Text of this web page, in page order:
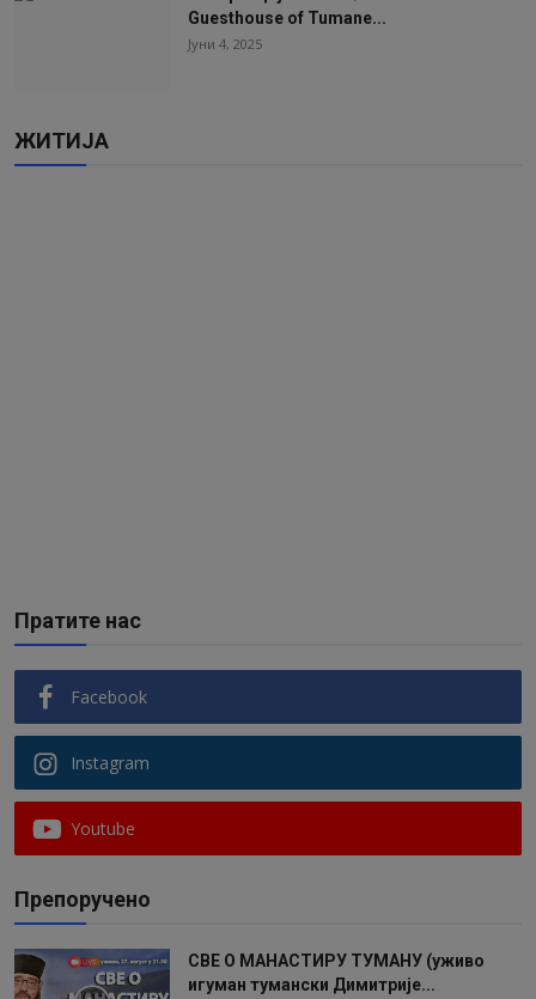
Guesthouse of Tumane...
Јуни 4, 2025
ЖИТИЈА
Пратите нас
Facebook
Instagram
Youtube
Препоручено
СВЕ О МАНАСТИРУ ТУМАНУ (уживо
игуман тумански Димитрије...